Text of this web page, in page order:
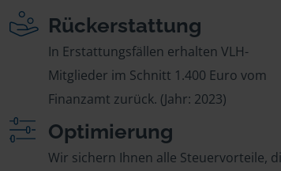
Rückerstattung
In Erstattungsfällen erhalten VLH-
Mitglieder im Schnitt 1.400 Euro vom
Finanzamt zurück. (Jahr: 2023)
Optimierung
Wir sichern Ihnen alle Steuervorteile,